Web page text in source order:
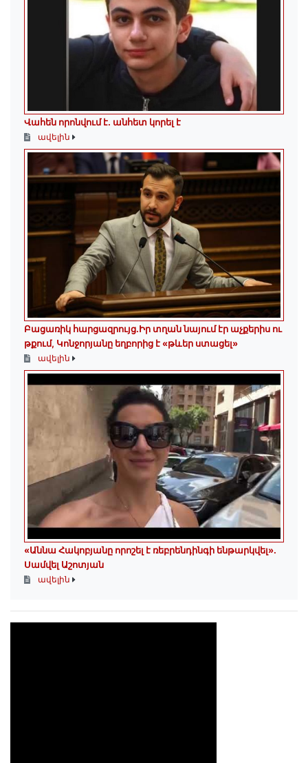
Վահեն որոնվում է․ անհետ կորել է
ավելին
Բացառիկ հարցազրույց.Իր տղան նայում էր աչքերիս ու
թքում, Կոնջորյանը եղբորից է «թևեր ստացել»
ավելին
«Աննա Հակոբյանը որոշել է ռեբրենդինգի ենթարկվել».
Սամվել Աշոտյան
ավելին